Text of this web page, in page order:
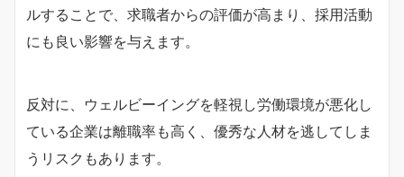
ルすることで、求職者からの評価が高まり、採用活動
にも良い影響を与えます。
反対に、ウェルビーイングを軽視し労働環境が悪化し
ている企業は離職率も高く、優秀な人材を逃してしま
うリスクもあります。